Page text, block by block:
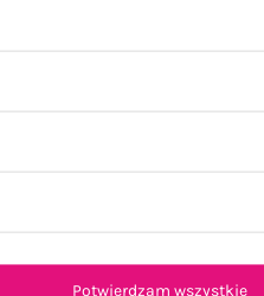
Potwierdzam wszystkie